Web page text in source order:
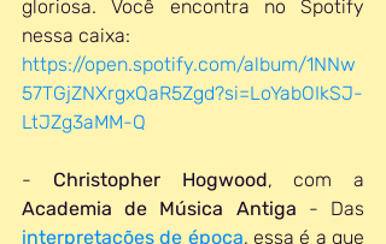
gloriosa. Você encontra no Spotify
nessa caixa:
https://open.spotify.com/album/1NNw
57TGjZNXrgxQaR5Zgd?si=LoYabOIkSJ-
LtJZg3aMM-Q
- Christopher Hogwood
Academia de Música Antiga
interpretações de época, essa é a que